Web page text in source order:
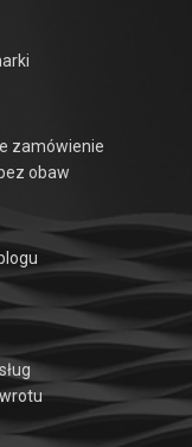
zamówienie
obaw